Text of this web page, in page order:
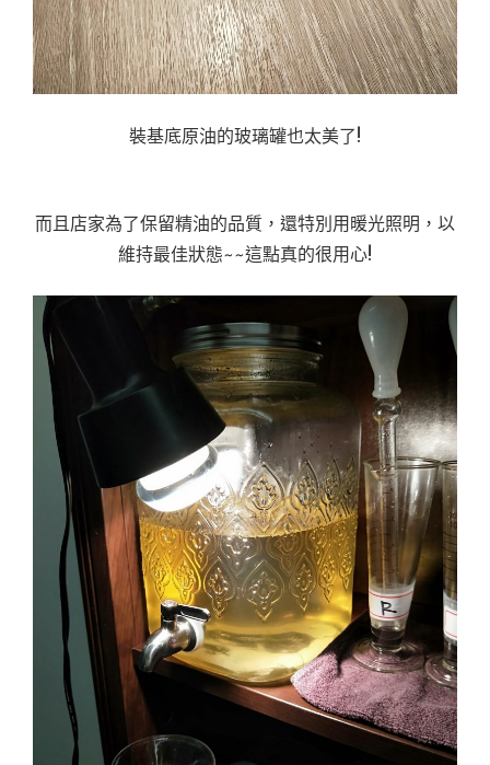
裝基底原油的玻璃罐也太美了!
而且店家為了保留精油的品質，還特別用暖光照明，以
維持最佳狀態~~這點真的很用心!